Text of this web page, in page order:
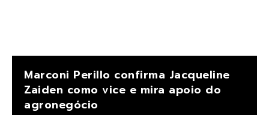
Marconi Perillo confirma Jacqueline
Zaiden como vice e mira apoio do
agronegócio